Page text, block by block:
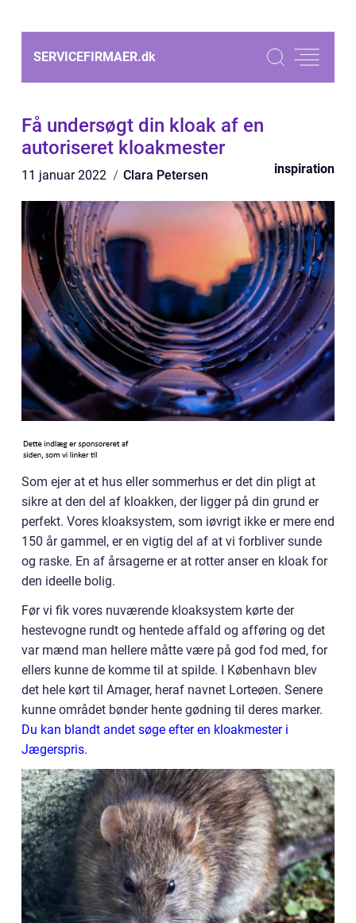
SERVICEFIRMAER.dk
Få undersøgt din kloak af en
autoriseret kloakmester
11 januar 2022 Clara Petersen inspiration
Som ejer at et hus eller sommerhus er det din pligt at
sikre at den del af kloakken, der ligger på din grund er
perfekt. Vores kloaksystem, som iøvrigt ikke er mere end
150 år gammel, er en vigtig del af at vi forbliver sunde
og raske. En af årsagerne er at rotter anser en kloak for
den ideelle bolig.
Før vi fik vores nuværende kloaksystem kørte der
hestevogne rundt og hentede affald og afføring og det
var mænd man hellere måtte være på god fod med, for
ellers kunne de komme til at spilde. I København blev
det hele kørt til Amager, heraf navnet Lorteøen. Senere
kunne området bønder hente gødning til deres marker.
Du kan blandt andet søge efter en kloakmester i
Jægerspris.